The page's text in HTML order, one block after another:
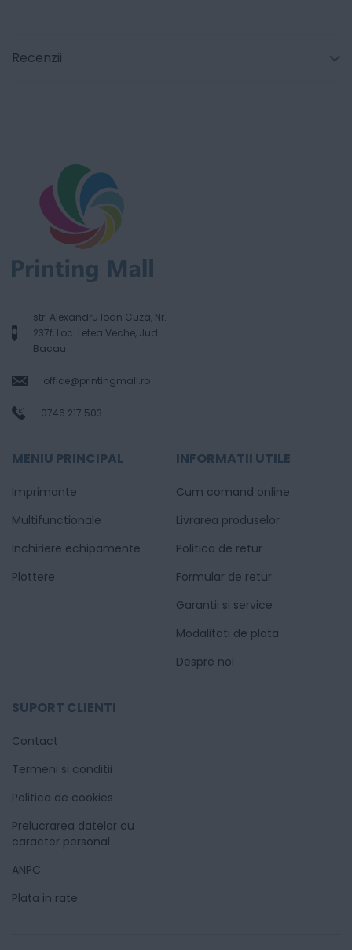
Recenzii
str. Alexandru Ioan Cuza, Nr.
237f, Loc. Letea Veche, Jud.
Bacau
office@printingmall.ro
0746.217.503
MENIU PRINCIPAL
Imprimante
Multifunctionale
Inchiriere echipamente
Plottere
INFORMATII UTILE
Cum comand online
Livrarea produselor
Politica de retur
Formular de retur
Garantii si service
Modalitati de plata
Despre noi
SUPORT CLIENTI
Contact
Termeni si conditii
Politica de cookies
Prelucrarea datelor cu
caracter personal
ANPC
Plata in rate